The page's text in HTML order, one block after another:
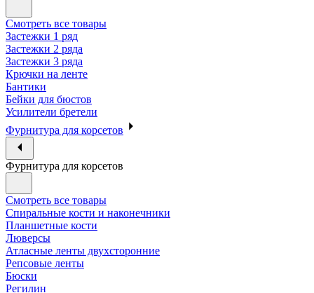
Смотреть все товары
Застежки 1 ряд
Застежки 2 ряда
Застежки 3 ряда
Крючки на ленте
Бантики
Бейки для бюстов
Усилители бретели
Фурнитура для корсетов
Фурнитура для корсетов
Смотреть все товары
Спиральные кости и наконечники
Планшетные кости
Люверсы
Атласные ленты двухсторонние
Репсовые ленты
Бюски
Регилин